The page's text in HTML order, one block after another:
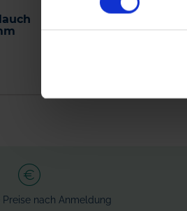
Kverneland
IN DEN
Preise nach Anmeldung